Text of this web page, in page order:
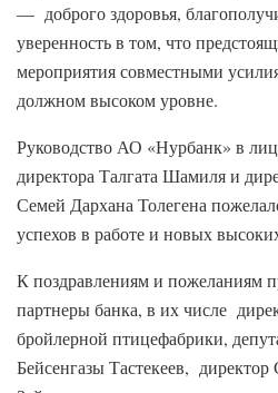
— доброго здоровья,
уверенность в том, что
мероприятия совместными
должном высоком уровне.
Руководство АО «Нурбанк» в
директора Талгата Шамиля и
Семей Дархана Толегена
успехов в работе и новых
К поздравлениям и пожеланиям
партнеры банка, в их числе
бройлерной птицефабрики,
Бейсенгазы Тастекеев,